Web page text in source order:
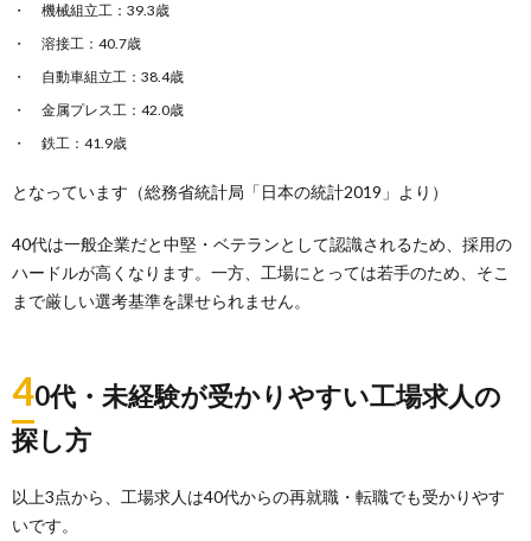
機械組立工：39.3歳
溶接工：40.7歳
自動車組立工：38.4歳
金属プレス工：42.0歳
鉄工：41.9歳
となっています（総務省統計局「日本の統計2019」より）
40代は一般企業だと中堅・ベテランとして認識されるため、採用の
ハードルが高くなります。一方、工場にとっては若手のため、そこ
まで厳しい選考基準を課せられません。
40代・未経験が受かりやすい工場求人の
探し方
以上3点から、工場求人は40代からの再就職・転職でも受かりやす
いです。